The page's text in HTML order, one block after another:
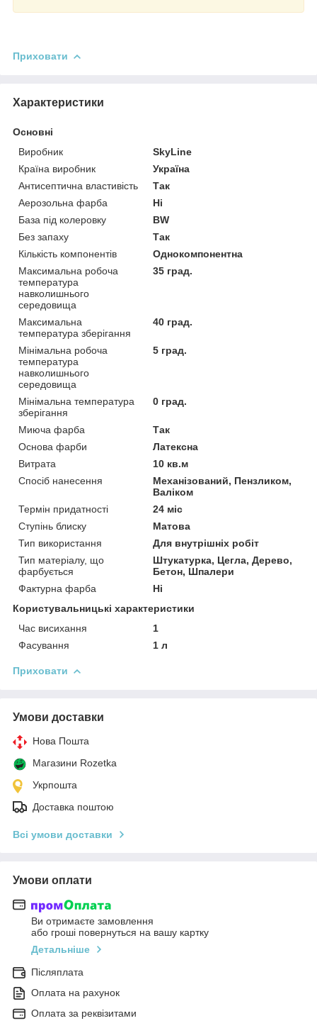
Приховати
Характеристики
Основні
Виробник
SkyLine
Країна виробник
Україна
Антисептична властивість
Так
Аерозольна фарба
Ні
База під колеровку
BW
Без запаху
Так
Кількість компонентів
Однокомпонентна
Максимальна робоча
температура
навколишнього
середовища
35 град.
Максимальна
температура зберігання
40 град.
Мінімальна робоча
температура
навколишнього
середовища
5 град.
Мінімальна температура
зберігання
0 град.
Миюча фарба
Так
Основа фарби
Латексна
Витрата
10 кв.м
Спосіб нанесення
Механізований, Пензликом,
Валіком
Термін придатності
24 міс
Ступінь блиску
Матова
Тип використання
Для внутрішніх робіт
Тип матеріалу, що
фарбується
Штукатурка, Цегла, Дерево,
Бетон, Шпалери
Фактурна фарба
Ні
Користувальницькі характеристики
Час висихання
1
Фасування
1 л
Приховати
Умови доставки
Нова Пошта
Магазини Rozetka
Укрпошта
Доставка поштою
Всі умови доставки
Умови оплати
Ви отримаєте замовлення
або гроші повернуться на вашу картку
Детальніше
Післяплата
Оплата на рахунок
Оплата за реквізитами